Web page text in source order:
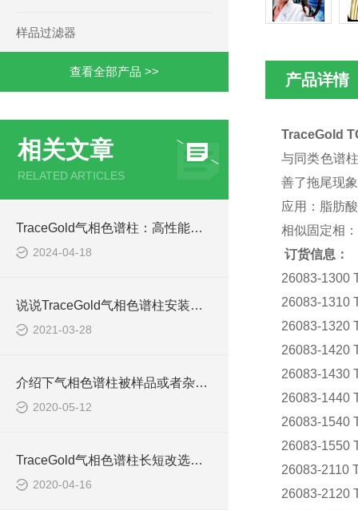
样品过滤器
查看全部产品 >>
相关文章
RELATED ARTICLES
TraceGold气相色谱柱：高性能气相色谱分析的关键
2024-04-18
说说TraceGold气相色谱柱安装前的准备工作
2021-03-28
介绍下气相色谱柱被样品或者杂质污染的解决办法
2020-05-12
TraceGold气相色谱柱长短改选择的标准是什么呢
2020-04-16
产品详情
TraceGold
与同类色谱
善了拖尾现
应用：脂肪
相似固定相
订货信息：
26083-1300
26083-1310
26083-1320
26083-1420
26083-1430
26083-1440
26083-1540
26083-1550
26083-2110
26083-2120